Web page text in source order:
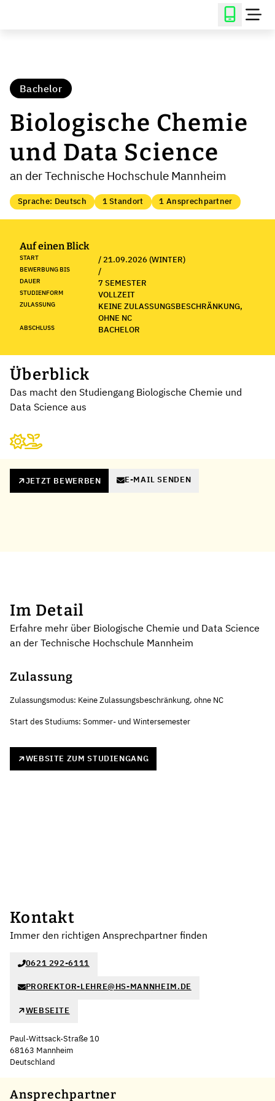
Bachelor
Biologische Chemie
und Data Science
an der Technische Hochschule Mannheim
Sprache: Deutsch 1 Standort 1 Ansprechpartner
Auf einen Blick
START / 21.09.2026 (WINTER)
BEWERBUNG BIS /
DAUER 7 SEMESTER
STUDIENFORM VOLLZEIT
ZULASSUNG
KEINE ZULASSUNGSBESCHRÄNKUNG,
OHNE NC
ABSCHLUSS BACHELOR
Überblick
Das macht den Studiengang Biologische Chemie und
Data Science aus
JETZT BEWERBEN E-MAIL SENDEN
Im Detail
Erfahre mehr über Biologische Chemie und Data Science
an der Technische Hochschule Mannheim
Zulassung
Zulassungsmodus: Keine Zulassungsbeschränkung, ohne NC
Start des Studiums: Sommer- und Wintersemester
WEBSITE ZUM STUDIENGANG
Kontakt
Immer den richtigen Ansprechpartner finden
0621 292-6111
PROREKTOR-LEHRE@HS-MANNHEIM.DE
WEBSEITE
Paul-Wittsack-Straße 10
68163 Mannheim
Deutschland
+
Ansprechpartner